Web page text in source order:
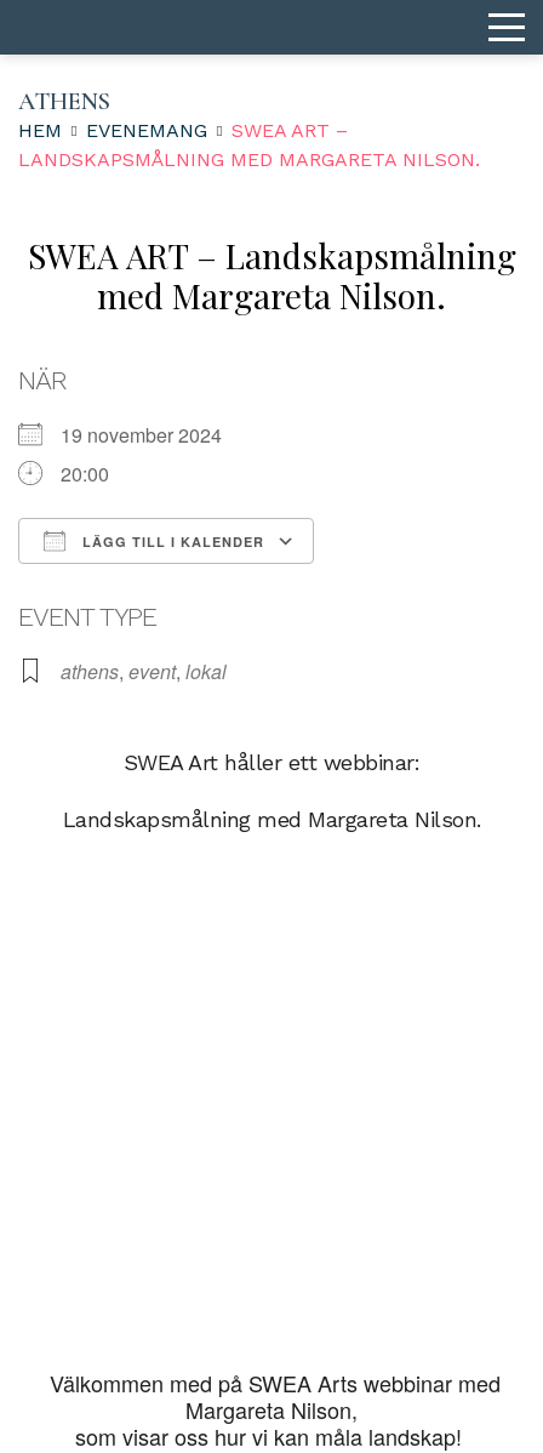
ATHENS
HEM EVENEMANG
SWEA ART –
LANDSKAPSMÅLNING MED MARGARETA NILSON.
SWEA ART – Landskapsmålning
med Margareta Nilson.
NÄR
19 november 2024
20:00
LÄGG TILL I KALENDER
EVENT TYPE
athens, event, lokal
SWEA Art håller ett webbinar:
Landskapsmålning med Margareta Nilson.
Välkommen med på SWEA Arts webbinar med
Margareta Nilson,
som visar oss hur vi kan måla landskap!